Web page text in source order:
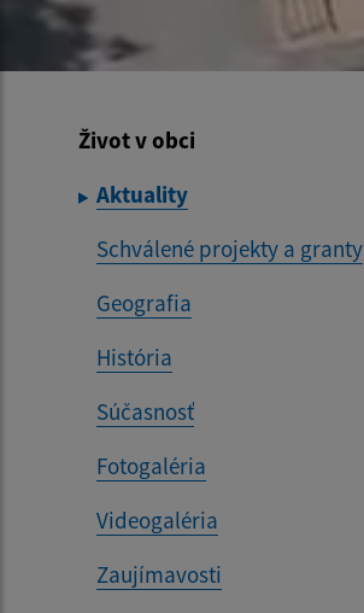
Život v obci
Aktuality
Schválené projekty a granty
Geografia
História
Súčasnosť
Fotogaléria
Videogaléria
Zaujímavosti